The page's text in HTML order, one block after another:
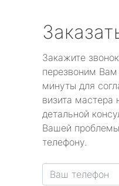
Закажите
перезвоним
минуты для
визита мастера
детальной
Вашей
телефону.